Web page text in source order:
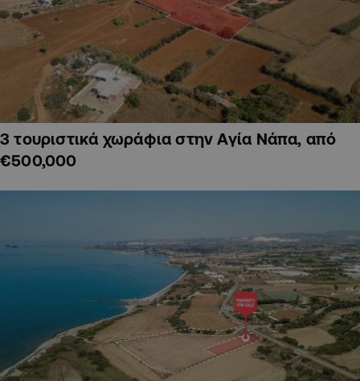
3 τουριστικά χωράφια στην Αγία Νάπα, από
€500,000